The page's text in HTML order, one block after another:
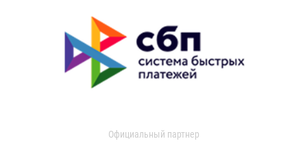
Официальный партнер